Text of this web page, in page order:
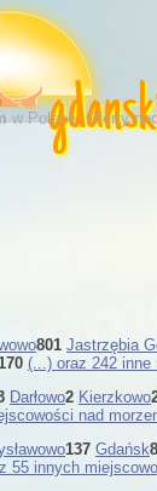
w Polsce. Oferty
801 Jastrzębia
(...) oraz 242 inne
Darłowo2 Kierzkowo
nad
137 Gdańsk
55 innych